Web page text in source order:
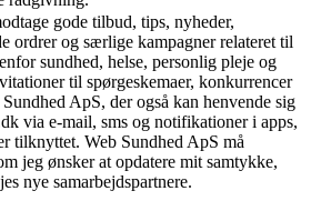
gode tilbud, tips, nyheder,
ordrer og særlige kampagner relateret til
sundhed, helse, personlig pleje og
til spørgeskemaer, konkurrencer
ApS, der også kan henvende sig
via e-mail, sms og notifikationer i apps,
tilknyttet. Web Sundhed ApS må
jeg ønsker at opdatere mit samtykke,
nye samarbejdspartnere.